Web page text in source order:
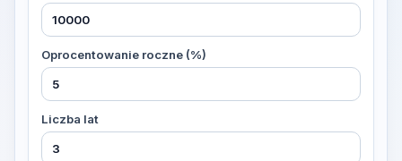
Oprocentowanie roczne (%)
Liczba lat